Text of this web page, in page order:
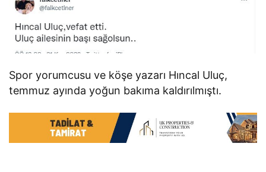
Spor yorumcusu ve köşe yazarı Hıncal Uluç,
temmuz ayında yoğun bakıma kaldırılmıştı.